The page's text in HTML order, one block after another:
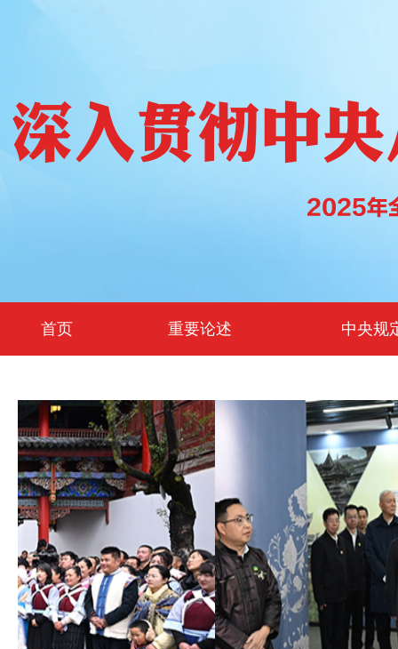
首页 重要论述 中央规